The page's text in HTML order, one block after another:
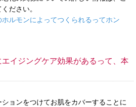
ださい。
ルモンによってつくられるってホン
エイジングケア効果があるって、本
ションをつけてお肌をカバーすることに